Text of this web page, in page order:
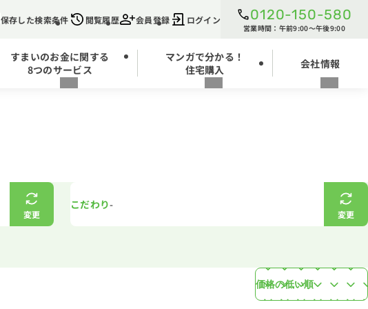
保存した検索条件 閲覧履歴 会員登録 ログイン 0120-150-580
営業時間：午前9:00～午後9:00
すまいのお金に関する
8つのサービス
マンガで分かる！
住宅購入
会社情報
変更
こだわり-
変更